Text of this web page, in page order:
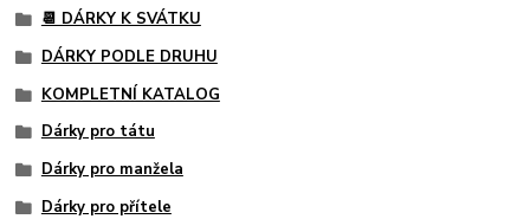
📆 DÁRKY K SVÁTKU
DÁRKY PODLE DRUHU
KOMPLETNÍ KATALOG
Dárky pro tátu
Dárky pro manžela
Dárky pro přítele